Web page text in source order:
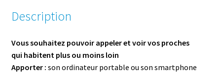
Description
Vous souhaitez pouvoir appeler et voir vos proches
qui habitent plus ou moins loin
Apporter : son ordinateur portable ou son smartphone